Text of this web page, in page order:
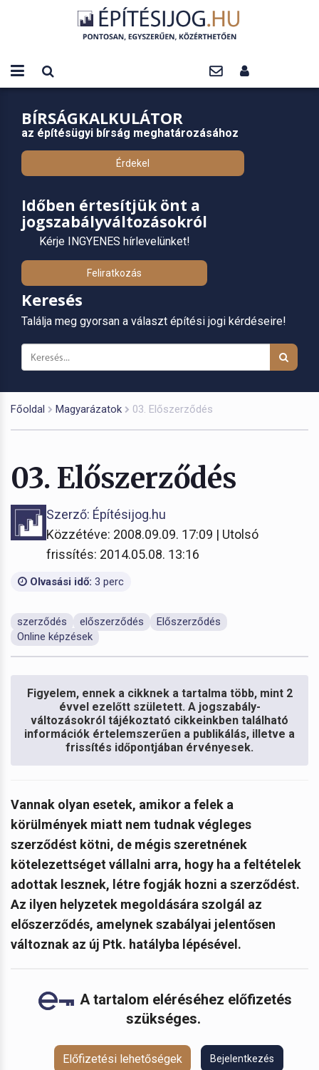
BÍRSÁGKALKULÁTOR
az építésügyi bírság meghatározásához
Érdekel
Időben értesítjük önt a
jogszabályváltozásokról
Kérje INGYENES hírlevelünket!
Feliratkozás
Keresés
Találja meg gyorsan a választ építési jogi kérdéseire!
Főoldal Magyarázatok 03. Előszerződés
03. Előszerződés
Szerző: Építésijog.hu
Közzétéve: 2008.09.09. 17:09 | Utolsó
frissítés: 2014.05.08. 13:16
Olvasási idő: 3 perc
szerződés előszerződés
Előszerződés
Online képzések
Figyelem, ennek a cikknek a tartalma több, mint 2
évvel ezelőtt született. A jogszabály-
változásokról tájékoztató cikkeinkben található
információk értelemszerűen a publikálás, illetve a
frissítés időpontjában érvényesek.
Vannak olyan esetek, amikor a felek a
körülmények miatt nem tudnak végleges
szerződést kötni, de mégis szeretnének
kötelezettséget vállalni arra, hogy ha a feltételek
adottak lesznek, létre fogják hozni a szerződést.
Az ilyen helyzetek megoldására szolgál az
előszerződés, amelynek szabályai jelentősen
változnak az új Ptk. hatályba lépésével.
A tartalom eléréséhez előfizetés
szükséges.
Előfizetési lehetőségek Bejelentkezés